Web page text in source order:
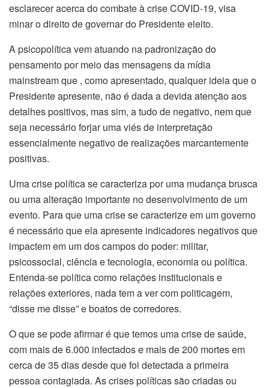
esclarecer acerca do combate à crise COVID-19, visa
minar o direito de governar do Presidente eleito.
A psicopolítica vem atuando na padronização do
pensamento por meio das mensagens da mídia
mainstream que , como apresentado, qualquer ideia que o
Presidente apresente, não é dada a devida atenção aos
detalhes positivos, mas sim, a tudo de negativo, nem que
seja necessário forjar uma viés de interpretação
essencialmente negativo de realizações marcantemente
positivas.
Uma crise política se caracteriza por uma mudança brusca
ou uma alteração importante no desenvolvimento de um
evento. Para que uma crise se caracterize em um governo
é necessário que ela apresente indicadores negativos que
impactem em um dos campos do poder: militar,
psicossocial, ciência e tecnologia, economia ou política.
Entenda-se política como relações institucionais e
relações exteriores, nada tem a ver com politicagem,
“disse me disse” e boatos de corredores.
O que se pode afirmar é que temos uma crise de saúde,
com mais de 6.000 infectados e mais de 200 mortes em
cerca de 35 dias desde que foi detectada a primeira
pessoa contagiada. As crises políticas são criadas ou